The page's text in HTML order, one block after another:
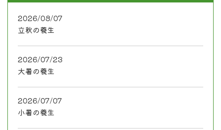
2026/08/07
立秋の養生
2026/07/23
大暑の養生
2026/07/07
小暑の養生